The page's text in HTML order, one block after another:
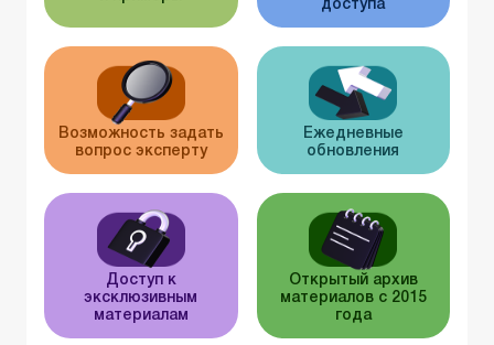
доступа
Возможность задать
вопрос эксперту
Ежедневные
обновления
Доступ к
эксклюзивным
материалам
Открытый архив
материалов с 2015
года